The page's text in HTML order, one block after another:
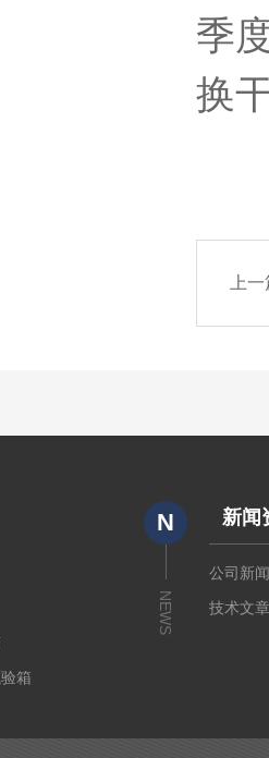
季
换
上
箱
N
NEWS
新闻
公司新
技术文